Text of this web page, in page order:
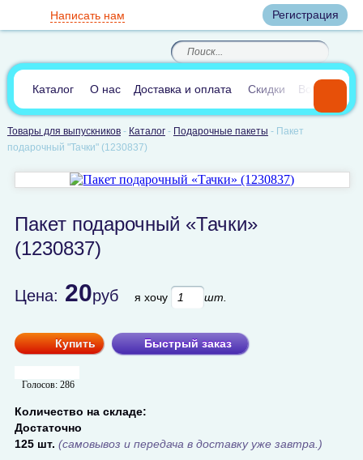
Регистрация
8(812)385-66-65
8(905) 700-70-04
По России звонок
бесплатный
(круглосуточно)
Написать нам
В сравнении:0
Каталог О нас Доставка и оплата Скидки Вопросы и
Товары для выпускников- Каталог- Подарочные пакеты - Пакет
подарочный "Тачки" (1230837)
Пакет подарочный «Тачки»
(1230837)
Цена: 20руб я хочу шт.
Купить Быстрый заказ
Голосов: 286
Количество на складе:
Достаточно
125 шт. (самовывоз и передача в доставку уже завтра.)